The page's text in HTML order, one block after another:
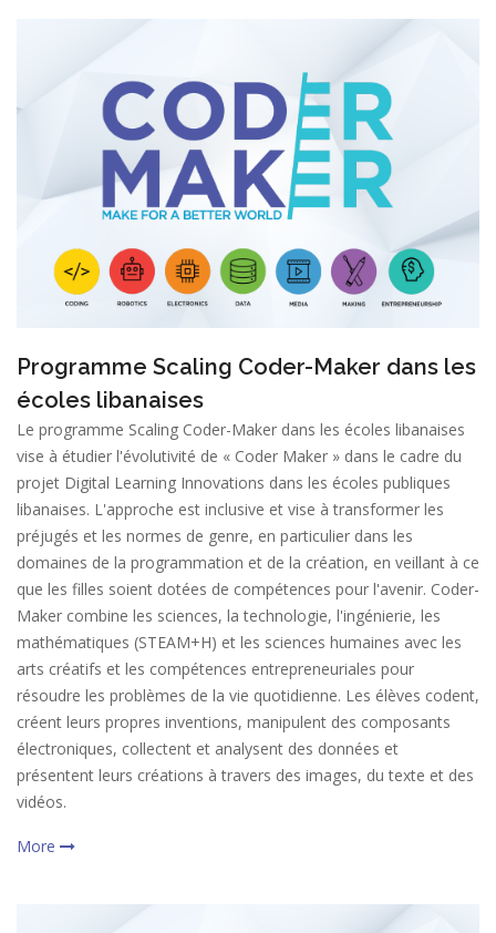
Programme Scaling Coder-Maker dans les
écoles libanaises
Le programme Scaling Coder-Maker dans les écoles libanaises
vise à étudier l'évolutivité de « Coder Maker » dans le cadre du
projet Digital Learning Innovations dans les écoles publiques
libanaises. L'approche est inclusive et vise à transformer les
préjugés et les normes de genre, en particulier dans les
domaines de la programmation et de la création, en veillant à ce
que les filles soient dotées de compétences pour l'avenir. Coder-
Maker combine les sciences, la technologie, l'ingénierie, les
mathématiques (STEAM+H) et les sciences humaines avec les
arts créatifs et les compétences entrepreneuriales pour
résoudre les problèmes de la vie quotidienne. Les élèves codent,
créent leurs propres inventions, manipulent des composants
électroniques, collectent et analysent des données et
présentent leurs créations à travers des images, du texte et des
vidéos.
More